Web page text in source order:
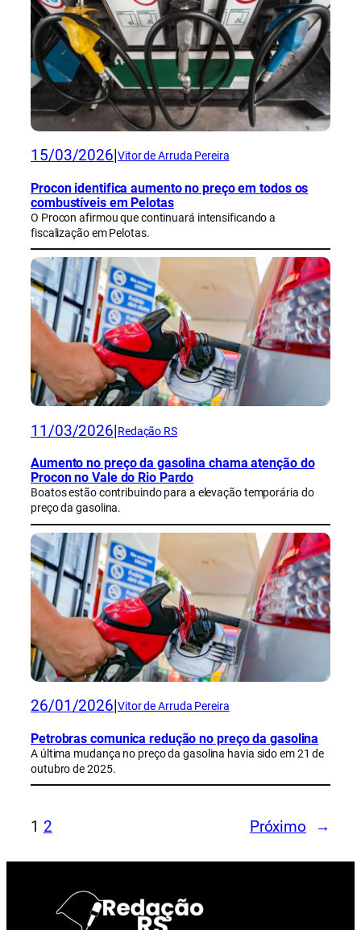
15/03/2026 Vitor de Arruda Pereira
Procon identifica aumento no preço em todos os
combustíveis em Pelotas
O Procon afirmou que continuará intensificando a
fiscalização em Pelotas.
11/03/2026 Redação RS
Aumento no preço da gasolina chama atenção do
Procon no Vale do Rio Pardo
Boatos estão contribuindo para a elevação temporária do
preço da gasolina.
26/01/2026 Vitor de Arruda Pereira
Petrobras comunica redução no preço da gasolina
A última mudança no preço da gasolina havia sido em 21 de
outubro de 2025.
1 2 Próximo →